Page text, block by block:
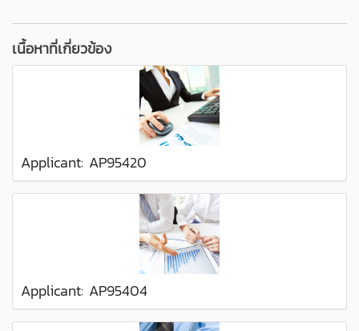
เนื้อหาที่เกี่ยวข้อง
Applicant: AP95420
Applicant: AP95404